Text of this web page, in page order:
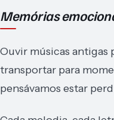
Memórias
Ouvir músicas antigas
transportar para
pensávamos estar